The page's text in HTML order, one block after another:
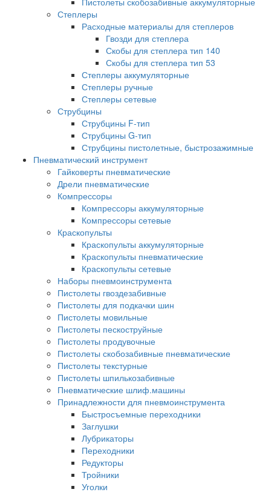
Степлеры
Расходные материалы для степлеров
Гвозди для степлера
Скобы для степлера тип 140
Скобы для степлера тип 53
Степлеры аккумуляторные
Степлеры ручные
Степлеры сетевые
Струбцины
Струбцины F-тип
Струбцины G-тип
Струбцины пистолетные, быстрозажимные
Пневматический инструмент
Гайковерты пневматические
Дрели пневматические
Компрессоры
Компрессоры аккумуляторные
Компрессоры сетевые
Краскопульты
Краскопульты аккумуляторные
Краскопульты пневматические
Краскопульты сетевые
Наборы пневмоинструмента
Пистолеты гвоздезабивные
Пистолеты для подкачки шин
Пистолеты мовильные
Пистолеты пескоструйные
Пистолеты продувочные
Пистолеты скобозабивные пневматические
Пистолеты текстурные
Пистолеты шпилькозабивные
Пневматические шлиф.машины
Принадлежности для пневмоинструмента
Быстросъемные переходники
Заглушки
Лубрикаторы
Переходники
Редукторы
Тройники
Уголки